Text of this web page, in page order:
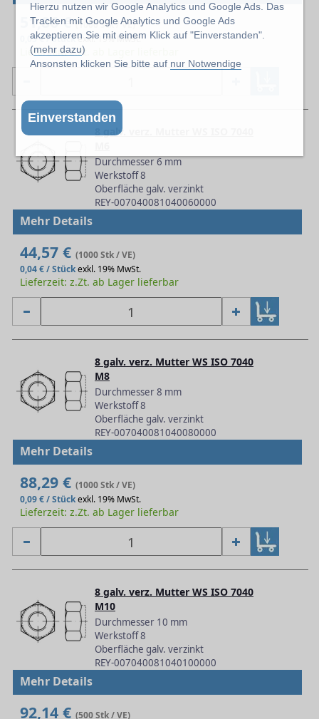
Hierzu nutzen wir Google Analytics und Google Ads. Das
Tracken mit Google Analytics und Google Ads
akzeptieren Sie mit einem Klick auf "Einverstanden".
(mehr dazu)
Ansonsten klicken Sie bitte auf nur Notwendige
Einverstanden
51,86 €(1000 Stk / VE)
0,05 € / Stückexkl. 19% MwSt.
Lieferzeit: z.Zt. ab Lager lieferbar
8 galv. verz. Mutter WS ISO 7040
Durchmesser 6 mm
Werkstoff 8
Oberfläche galv. verzinkt
REY-007040081040060000
Mehr Details
44,57 € (1000 Stk / VE)
0,04 € / Stückexkl. 19% MwSt.
Lieferzeit: z.Zt. ab Lager lieferbar
8 galv. verz. Mutter WS ISO 7040
M8
Durchmesser 8 mm
Werkstoff 8
Oberfläche galv. verzinkt
REY-007040081040080000
Mehr Details
88,29 € (1000 Stk / VE)
0,09 € / Stückexkl. 19% MwSt.
Lieferzeit: z.Zt. ab Lager lieferbar
8 galv. verz. Mutter WS ISO 7040
M10
Durchmesser 10 mm
Werkstoff 8
Oberfläche galv. verzinkt
REY-007040081040100000
Mehr Details
92,14 € (500 Stk / VE)